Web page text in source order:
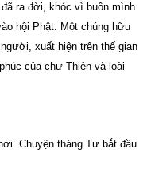
ra đời, khóc vì buồn mình
hội Phật. Một chúng hữu
xuất hiện trên thế gian
của chư Thiên và loài
Chuyện tháng Tư bắt đầu